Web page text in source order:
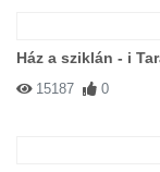
Ház a sziklán - i
15187 0